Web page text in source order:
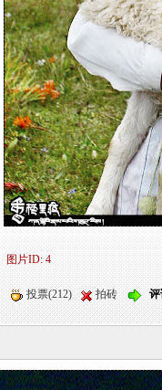
图片ID: 4
投票(212) 拍砖 评